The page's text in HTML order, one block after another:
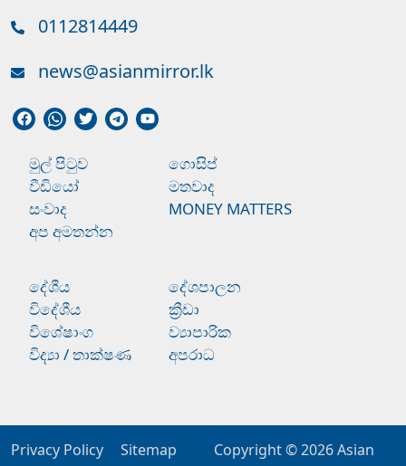
0112814449
news@asianmirror.lk
මුල් පිටුව
ගොසිප්
වීඩියෝ
මතවාද
සංවාද
MONEY MATTERS
අප අමතන්න
දේශීය
දේශපාලන
විදේශීය
ක්‍රීඩා
විශේෂාංග
ව්‍යාපාරික
විද්‍යා / තාක්ෂණ
අපරාධ
Privacy Policy Sitemap Copyright © 2026Asian